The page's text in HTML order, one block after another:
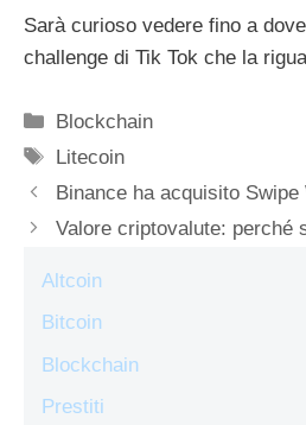
Sarà curioso vedere fino a
challenge di Tik Tok che la
Categorie
Blockchain
Tag
Litecoin
Binance ha acquisito Swipe
Valore criptovalute: perché
Altcoin
Bitcoin
Blockchain
Prestiti